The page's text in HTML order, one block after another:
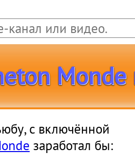
Monde
с включённой
заработал бы: